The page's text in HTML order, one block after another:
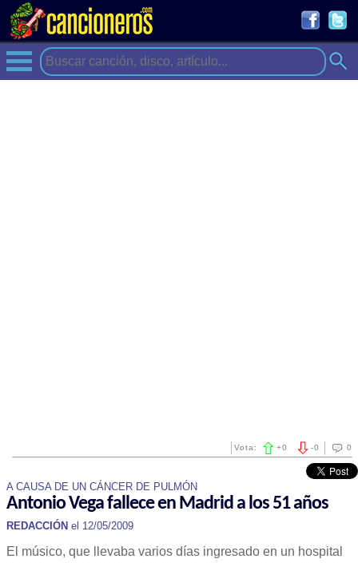
0
-0
Vota: +0
A CAUSA DE UN CÁNCER DE PULMÓN
Antonio Vega fallece en Madrid a los 51 años
REDACCIÓN el 12/05/2009
El músico, que llevaba varios días ingresado en un hospital